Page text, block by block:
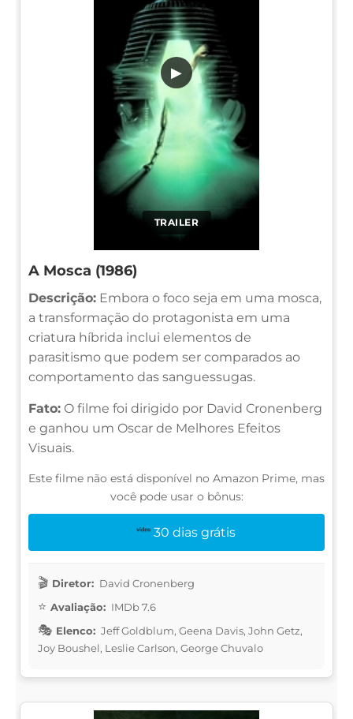
TRAILER
▶
A Mosca (1986)
Descrição: Embora o foco seja em uma mosca,
a transformação do protagonista em uma
criatura híbrida inclui elementos de
parasitismo que podem ser comparados ao
comportamento das sanguessugas.
Fato: O filme foi dirigido por David Cronenberg
e ganhou um Oscar de Melhores Efeitos
Visuais.
Este filme não está disponível no Amazon Prime, mas
você pode usar o bônus:
30 dias grátis
Diretor: David Cronenberg
Avaliação: IMDb 7.6
Elenco: Jeff Goldblum, Geena Davis, John Getz,
Joy Boushel, Leslie Carlson, George Chuvalo